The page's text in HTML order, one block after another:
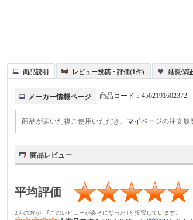
商品説明 レビュー投稿・評価(1件) 延長保証
メーカー情報ページ 商品コード：4562191602372
商品が届いた後ご使用いただき、 マイページの注文履
商品レビュー
平均評価
2人の方が、｢このレビューが参考になった｣と投票しています。